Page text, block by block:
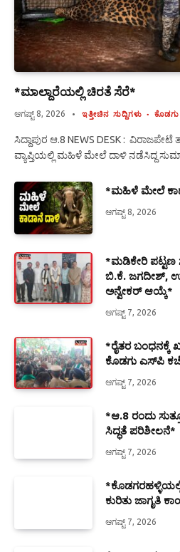
*ಮಾಲ್ದಾರೆಯಲ್ಲಿ ಚಿರತೆ ಸೆರೆ*
ಆಗಷ್ಟ್ 8, 2026 ಇತ್ತೀಚಿನ ಸುದ್ದಿಗಳು ಕೊಡಗು
ಸಿದ್ದಾಪುರ ಆ.8 NEWS DESK : ವಿರಾಜಪೇಟೆ
ವ್ಯಾಪ್ತಿಯಲ್ಲಿ ಮಹಿಳೆ ಮೇಲೆ ದಾಳಿ ನಡೆಸಿದ್ದ
*ಮಹಿಳೆ ಮೇಲೆ
ಆಗಷ್ಟ್ 8, 2026
*ಮಡಿಕೇರಿ ಪಟ್ಟಣ
ಬಿ.ಕೆ. ಜಗದೀಶ್,
ಅನ್ವೇಕರ್ ಆಯ್ಕೆ*
ಆಗಷ್ಟ್ 7, 2026
*ರೈತರ ಬಂಧನಕ್ಕೆ
ಕೊಡಗು ಎಸ್‍ಪಿ
ಆಗಷ್ಟ್ 7, 2026
*ಆ.8 ರಂದು
ಸಿದ್ಧತೆ ಪರಿಶೀಲನೆ*
ಆಗಷ್ಟ್ 7, 2026
*ಕೊಡಗರಹಳ್ಳಿಯಲ್ಲಿ
ಕುರಿತು ಜಾಗೃತಿ
ಆಗಷ್ಟ್ 7, 2026